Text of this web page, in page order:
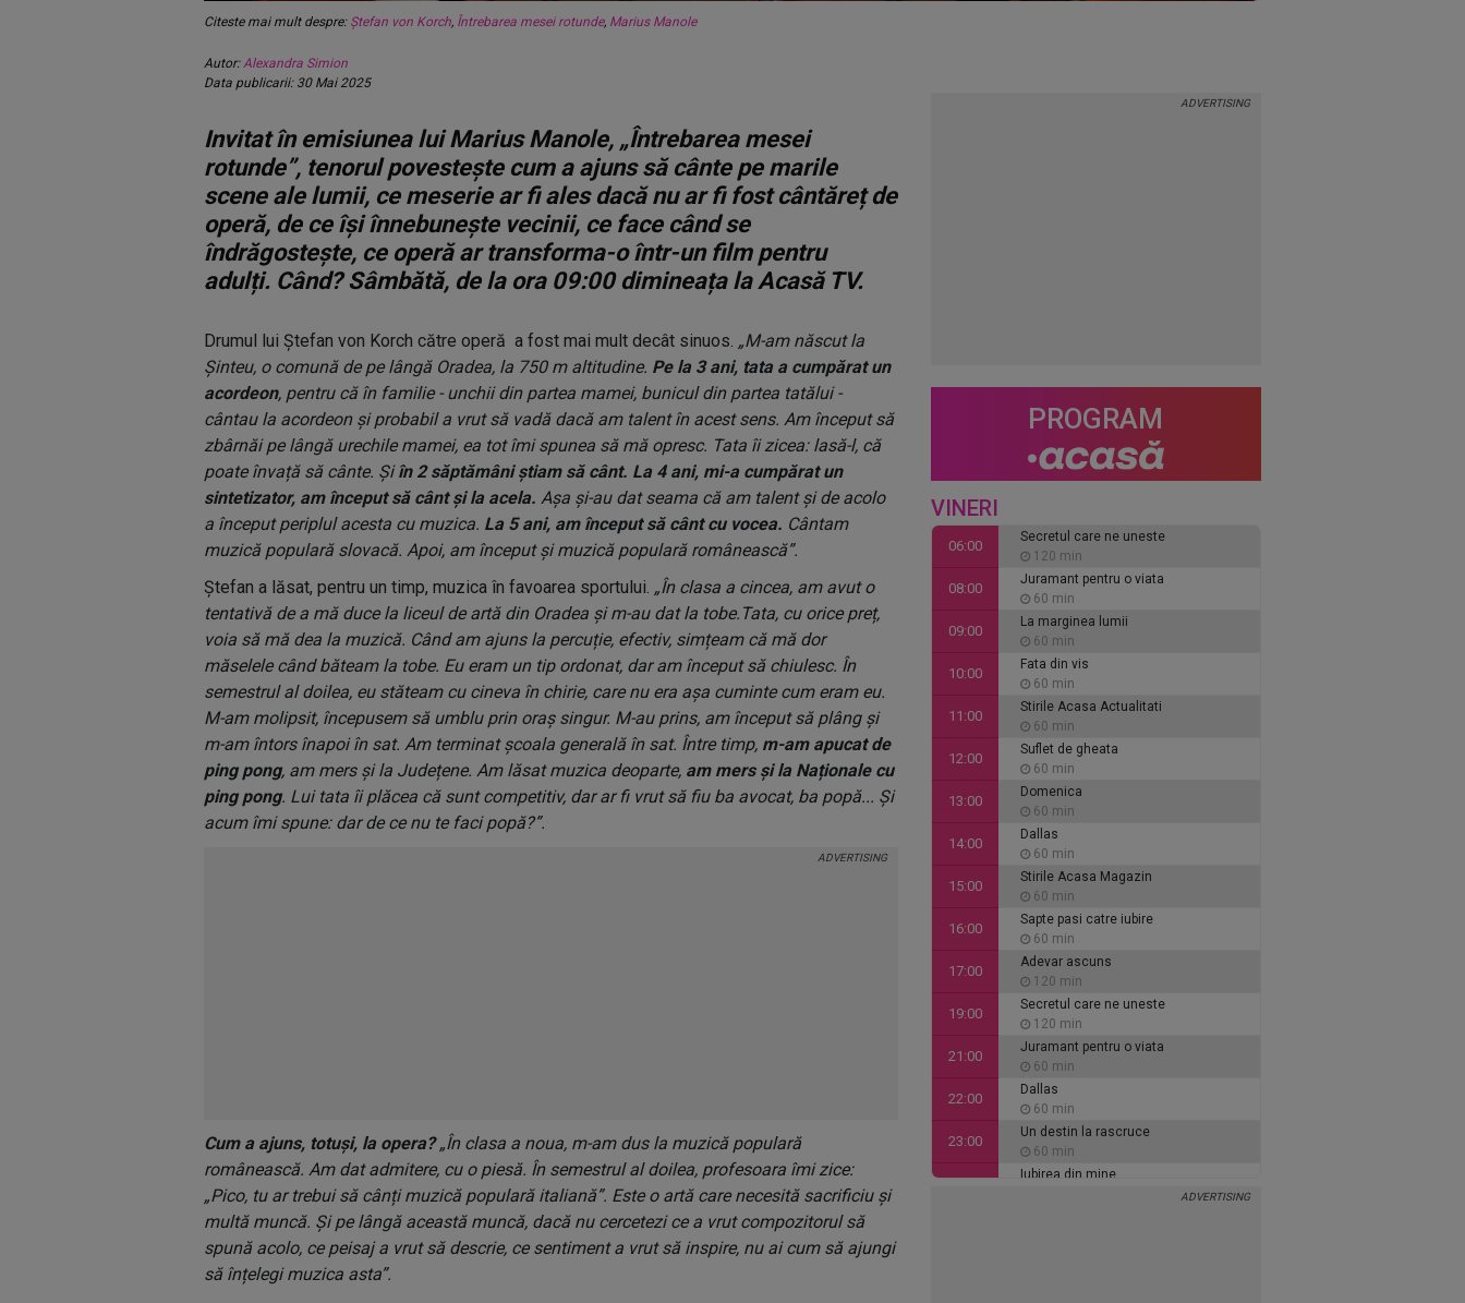
Citeste mai mult despre: Ștefan von Korch, Întrebarea mesei rotunde, Marius Manole
Autor:Alexandra Simion
Data publicarii: 30 Mai 2025
Invitat în emisiunea lui Marius Manole, „Întrebarea mesei
rotunde”, tenorul povestește cum a ajuns să cânte pe marile
scene ale lumii, ce meserie ar fi ales dacă nu ar fi fost cântăreț de
operă, de ce își înnebunește vecinii, ce face când se
îndrăgostește, ce operă ar transforma-o într-un film pentru
adulți. Când? Sâmbătă, de la ora 09:00 dimineața la Acasă TV.
Drumul lui Ștefan von Korch către operă a fost mai mult decât sinuos. „M-am născut la
Șinteu, o comună de pe lângă Oradea, la 750 m altitudine. Pe la 3 ani, tata a cumpărat un
acordeon, pentru că în familie - unchii din partea mamei, bunicul din partea tatălui -
cântau la acordeon și probabil a vrut să vadă dacă am talent în acest sens. Am început să
zbârnăi pe lângă urechile mamei, ea tot îmi spunea să mă opresc. Tata îi zicea: lasă-l, că
poate învață să cânte. Șiîn 2 săptămâni știam să cânt. La 4 ani, mi-a cumpărat un
sintetizator, am început să cânt și la acela. Așa și-au dat seama că am talent și de acolo
a început periplul acesta cu muzica. La 5 ani, am început să cânt cu vocea. Cântam
muzică populară slovacă. Apoi, am început și muzică populară românească”.
Ștefan a lăsat, pentru un timp, muzica în favoarea sportului. „În clasa a cincea, am avut o
tentativă de a mă duce la liceul de artă din Oradea și m-au dat la tobe.Tata, cu orice preț,
voia să mă dea la muzică. Când am ajuns la percuție, efectiv, simțeam că mă dor
măselele când băteam la tobe. Eu eram un tip ordonat, dar am început să chiulesc. În
semestrul al doilea, eu stăteam cu cineva în chirie, care nu era așa cuminte cum eram eu.
M-am molipsit, începusem să umblu prin oraș singur. M-au prins, am început să plâng și
m-am întors înapoi în sat. Am terminat școala generală în sat. Între timp, m-am apucat de
ping pong, am mers și la Județene. Am lăsat muzica deoparte, am mers și la Naționale cu
ping pong. Lui tata îi plăcea că sunt competitiv, dar ar fi vrut să fiu ba avocat, ba popă... Și
acum îmi spune: dar de ce nu te faci popă?”.
Cum a ajuns, totuși, la opera?„În clasa a noua, m-am dus la muzică populară
românească. Am dat admitere, cu o piesă. În semestrul al doilea, profesoara îmi zice:
„Pico, tu ar trebui să cânți muzică populară italiană”. Este o artă care necesită sacrificiu și
multă muncă. Și pe lângă această muncă, dacă nu cercetezi ce a vrut compozitorul să
spună acolo, ce peisaj a vrut să descrie, ce sentiment a vrut să inspire, nu ai cum să ajungi
să înțelegi muzica asta”.
PROGRAM
VINERI
06:00
Secretul care ne uneste
120 min
08:00
Juramant pentru o viata
60 min
09:00
La marginea lumii
60 min
10:00
Fata din vis
60 min
11:00
Stirile Acasa Actualitati
60 min
12:00
Suflet de gheata
60 min
13:00
Domenica
60 min
14:00
Dallas
60 min
15:00
Stirile Acasa Magazin
60 min
16:00
Sapte pasi catre iubire
60 min
17:00
Adevar ascuns
120 min
19:00
Secretul care ne uneste
120 min
21:00
Juramant pentru o viata
60 min
22:00
Dallas
60 min
23:00
Un destin la rascruce
60 min
Iubirea din mine